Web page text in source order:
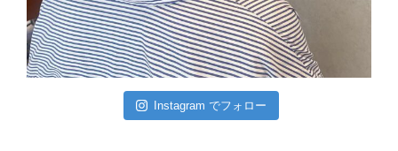
Instagram でフォロー